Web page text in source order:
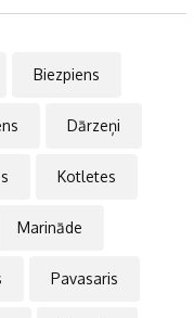
Biezpiens
Dārzeņi
Kotletes
Marināde
Pavasaris